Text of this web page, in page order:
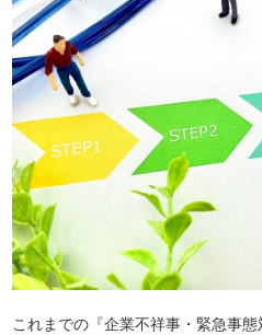
これまでの『企業不祥事・緊急事